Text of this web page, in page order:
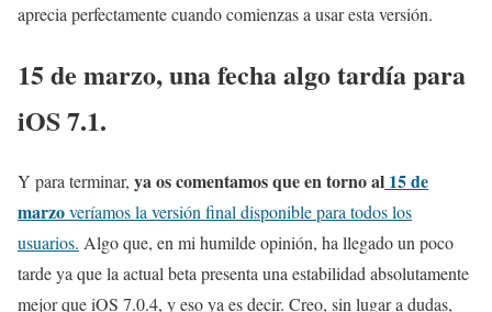
aprecia perfectamente cuando comienzas a usar esta versión.
15 de marzo, una fecha algo tardía para
iOS 7.1.
Y para terminar, ya os comentamos que en torno al 15 de
marzoveríamos la versión final disponible para todos los
usuarios. Algo que, en mi humilde opinión, ha llegado un poco
tarde ya que la actual beta presenta una estabilidad absolutamente
mejor que iOS 7.0.4, y eso ya es decir. Creo, sin lugar a dudas,